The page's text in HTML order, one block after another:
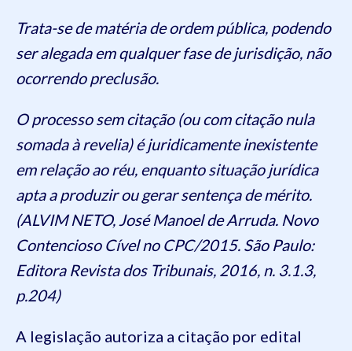
Trata-se de matéria de ordem pública, podendo
ser alegada em qualquer fase de jurisdição, não
ocorrendo preclusão.
O processo sem citação (ou com citação nula
somada à revelia) é juridicamente inexistente
em relação ao réu, enquanto situação jurídica
apta a produzir ou gerar sentença de mérito.
(ALVIM NETO, José Manoel de Arruda. Novo
Contencioso Cível no CPC/2015. São Paulo:
Editora Revista dos Tribunais, 2016, n. 3.1.3,
p.204)
A legislação autoriza a citação por edital